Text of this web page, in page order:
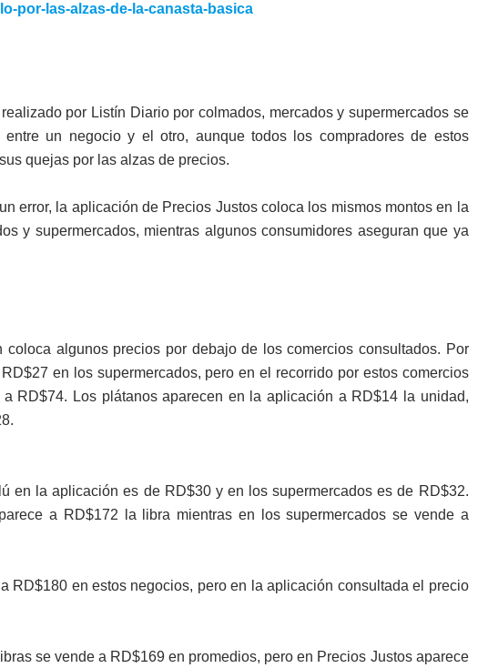
por Listín Diario por colmados, mercados y supermercados se
un negocio y el otro, aunque todos los compradores de estos
quejas por las alzas de precios.
error, la aplicación de Precios Justos coloca los mismos montos en la
y supermercados, mientras algunos consumidores aseguran que ya
coloca algunos precios por debajo de los comercios consultados. Por
en los supermercados, pero en el recorrido por estos comercios
RD$74. Los plátanos aparecen en la aplicación a RD$14 la unidad,
en la aplicación es de RD$30 y en los supermercados es de RD$32.
a RD$172 la libra mientras en los supermercados se vende a
RD$180 en estos negocios, pero en la aplicación consultada el precio
se vende a RD$169 en promedios, pero en Precios Justos aparece